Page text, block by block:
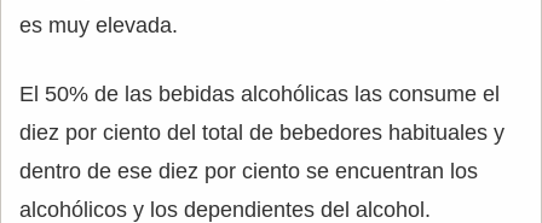
es muy elevada.
El 50% de las bebidas alcohólicas las consume el
diez por ciento del total de bebedores habituales y
dentro de ese diez por ciento se encuentran los
alcohólicos y los dependientes del alcohol.